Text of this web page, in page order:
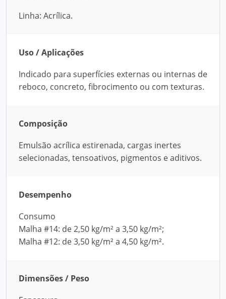
Linha: Acrílica.
Uso / Aplicações
Indicado para superfícies externas ou internas de
reboco, concreto, fibrocimento ou com texturas.
Composição
Emulsão acrílica estirenada, cargas inertes
selecionadas, tensoativos, pigmentos e aditivos.
Desempenho
Consumo
Malha #14: de 2,50 kg/m² a 3,50 kg/m²;
Malha #12: de 3,50 kg/m² a 4,50 kg/m².
Dimensões / Peso